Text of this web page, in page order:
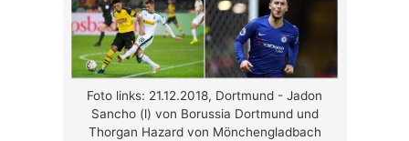
Foto links: 21.12.2018, Dortmund - Jadon
Sancho (l) von Borussia Dortmund und
Thorgan Hazard von Mönchengladbach